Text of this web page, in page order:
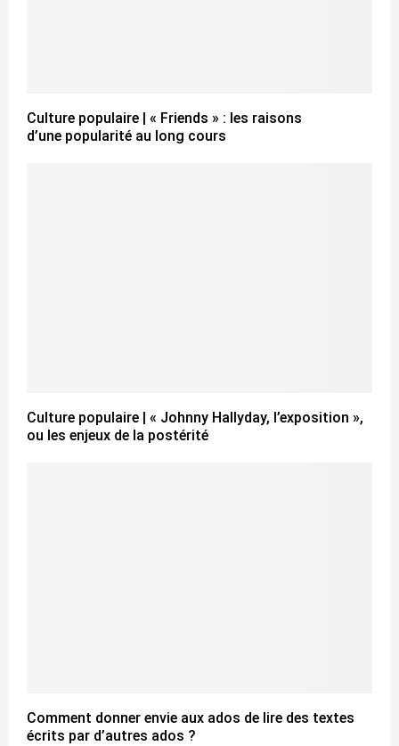
Culture populaire | « Friends » : les raisons
d’une popularité au long cours
Culture populaire | « Johnny Hallyday, l’exposition »,
ou les enjeux de la postérité
Comment donner envie aux ados de lire des textes
écrits par d’autres ados ?